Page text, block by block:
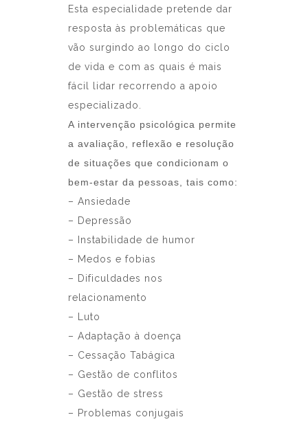
Esta especialidade pretende dar
resposta às problemáticas que
vão surgindo ao longo do ciclo
de vida e com as quais é mais
fácil lidar recorrendo a apoio
especializado.
A intervenção psicológica permite
a avaliação, reflexão e resolução
de situações que condicionam o
bem-estar da pessoas, tais como:
– Ansiedade
– Depressão
– Instabilidade de humor
– Medos e fobias
– Dificuldades nos
relacionamento
– Luto
– Adaptação à doença
– Cessação Tabágica
– Gestão de conflitos
– Gestão de stress
– Problemas conjugais